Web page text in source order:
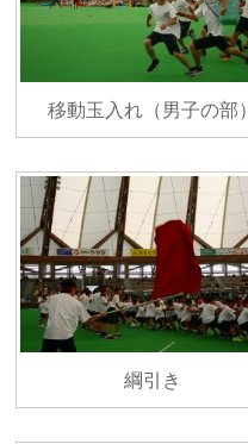
移動玉入れ（男子の部）
綱引き